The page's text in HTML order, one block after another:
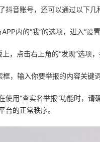
抖音账号，还可以通过以下几
内的“我”的选项，进入“设
，点击右上角的“发现”选项，
，输入你要举报的内容关键
使用“查实名举报”功能时，
台的正常秩序。